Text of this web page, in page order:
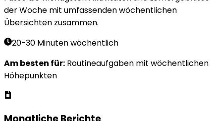
der Woche mit umfassenden wöchentlichen
Übersichten zusammen.
20-30 Minuten wöchentlich
Am besten für: Routineaufgaben mit wöchentlichen
Höhepunkten